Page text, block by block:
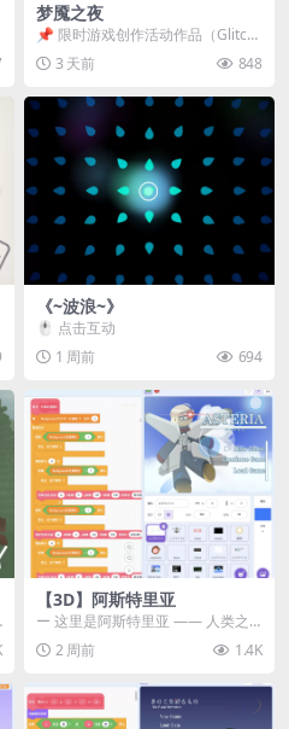
梦魇之夜
📌 限时游戏创作活动作品（Glitch
Game Jam） 📖 故事背景 怪物四...
3 天前 848
《~波浪~》
🖱️ 点击互动
1 周前
694
【3D】阿斯特里亚
ー 这里是阿斯特里亚 —— 人类之
罪与未来希望交汇之地 📖 游戏简
介 《阿斯特里...
2 周前 1.4K